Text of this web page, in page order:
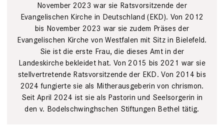
November 2023 war sie Ratsvorsitzende der
Evangelischen Kirche in Deutschland (EKD). Von 2012
bis November 2023 war sie zudem Präses der
Evangelischen Kirche von Westfalen mit Sitz in Bielefeld.
Sie ist die erste Frau, die dieses Amt in der
Landeskirche bekleidet hat. Von 2015 bis 2021 war sie
stellvertretende Ratsvorsitzende der EKD. Von 2014 bis
2024 fungierte sie als Mitherausgeberin von chrismon.
Seit April 2024 ist sie als Pastorin und Seelsorgerin in
den v. Bodelschwinghschen Stiftungen Bethel tätig.